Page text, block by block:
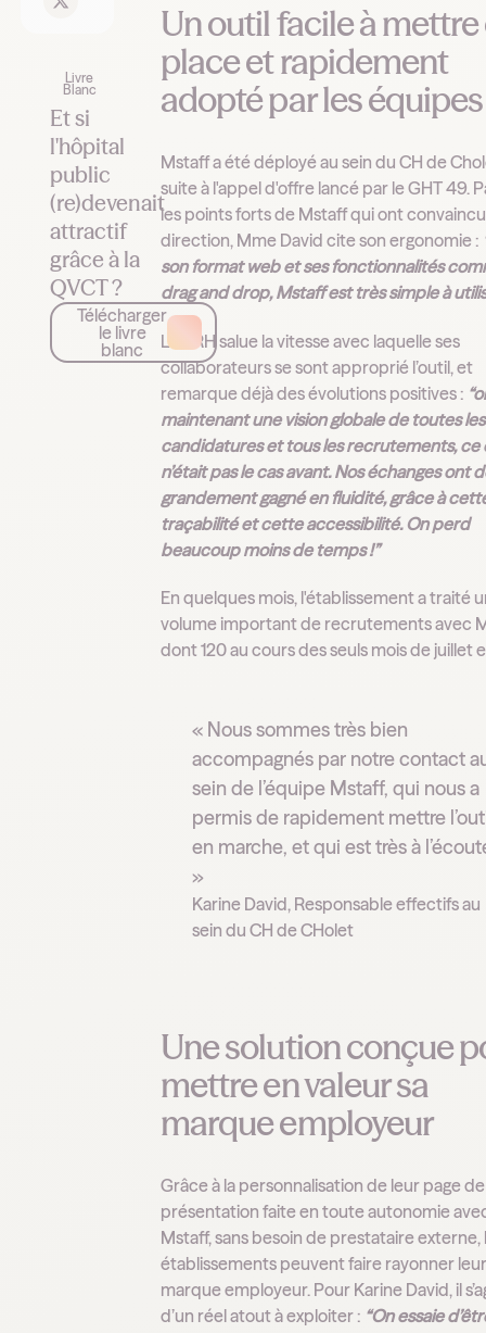
Livre
Blanc
Et si
l'hôpital
public
(re)devenait
attractif
grâce à la
QVCT ?
Télécharger
le livre
blanc
Un outil facile à mettre
place et rapidement
adopté par les équipes
Mstaff a été déployé au sein du CH de
suite à l'appel d'offre lancé par le GHT 49.
les points forts de Mstaff qui ont
direction, Mme David cite son ergonomie :
son format web et ses fonctionnalités
drag and drop, Mstaff est très simple à
La DRH salue la vitesse avec laquelle ses
collaborateurs se sont approprié l’outil, et
remarque déjà des évolutions positives :
maintenant une vision globale de toutes les
candidatures et tous les recrutements, ce
n’était pas le cas avant. Nos échanges ont
grandement gagné en fluidité, grâce à
traçabilité et cette accessibilité. On perd
beaucoup moins de temps !”
En quelques mois, l'établissement a traité
volume important de recrutements avec
dont 120 au cours des seuls mois de juillet
« Nous sommes très bien
accompagnés par notre contact
sein de l’équipe Mstaff, qui nous a
permis de rapidement mettre
en marche, et qui est très à
»
Karine David, Responsable effectifs au
sein du CH de CHolet
Une solution conçue
mettre en valeur sa
marque employeur
Grâce à la personnalisation de leur page de
présentation faite en toute autonomie
Mstaff, sans besoin de prestataire externe,
établissements peuvent faire rayonner
marque employeur. Pour Karine David, il
d’un réel atout à exploiter : “On essaie